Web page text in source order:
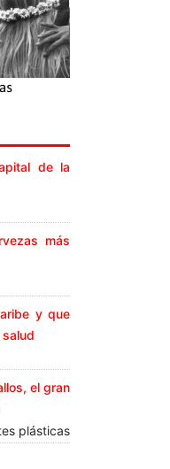
de la
más
y que
el gran
plásticas